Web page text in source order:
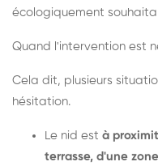
écologiquement
Quand l'intervention est
Cela dit, plusieurs
hésitation.
Le nid est à
terrasse, d'une